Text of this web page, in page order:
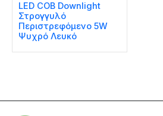
LED COB Downlight
Στρογγυλό
Περιστρεφόμενο 5W
Ψυχρό Λευκό